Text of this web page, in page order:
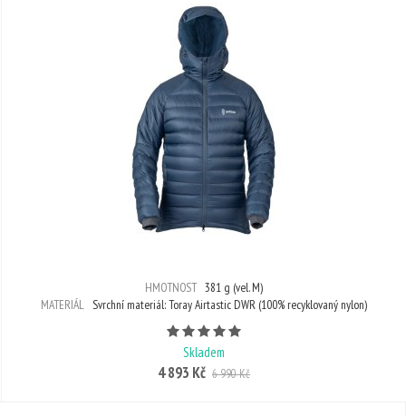
HMOTNOST 381 g (vel. M)
MATERIÁL Svrchní materiál: Toray Airtastic DWR (100% recyklovaný nylon)
Skladem
4 893 Kč 6 990 Kč